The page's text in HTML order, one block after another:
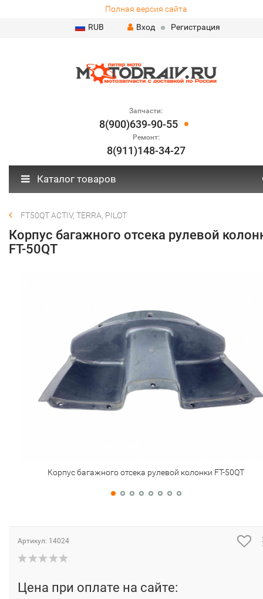
Полная версия сайта
RUB
Вход Регистрация
Запчасти:
8(900)639-90-55
Ремонт:
8(911)148-34-27
Каталог товаров
FT50QT ACTIV, TERRA, PILOT
Корпус багажного отсека рулевой
FT-50QT
Корпус багажного отсека рулевой колонки FT-50QT
Артикул: 14024
Цена при оплате на сайте: